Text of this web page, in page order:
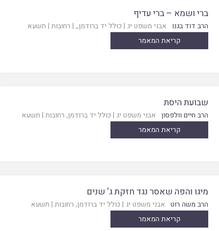
ברי ושמא – ברי עדיף
הרב דוד בגנו אבני משפט יג | כולל יד ברודמן,, | רחובות | תשעא
קריאת המאמר
שבועת היסת
הרב חיים וולפסון אבני משפט יג | כולל יד ברודמן, רחובות | תשעא
קריאת המאמר
מיגו והפה שאסר נגד חזקת ג' שנים
הרב משה רוט אבני משפט יג | כולל יד ברודמן, רחובות | תשעא
קריאת המאמר